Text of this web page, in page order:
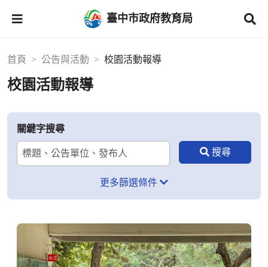
臺中市政府教育局
首頁 公告與活動 校園活動報導
校園活動報導
關鍵字搜尋
更多篩選條件